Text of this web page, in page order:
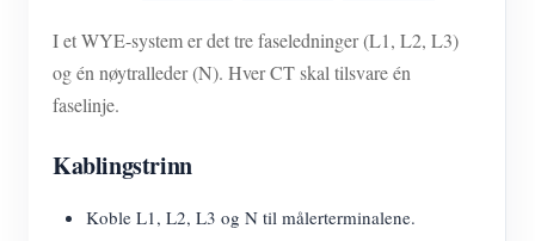
I et WYE-system er det tre faseledninger (L1, L2, L3)
og én nøytralleder (N). Hver CT skal tilsvare én
faselinje.
Kablingstrinn
Koble L1, L2, L3 og N til målerterminalene.